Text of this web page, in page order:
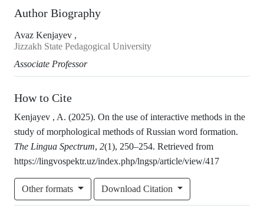
Author Biography
Avaz Kenjayev ,
Jizzakh State Pedagogical University
Associate Professor
How to Cite
Kenjayev , A. (2025). On the use of interactive methods in the
study of morphological methods of Russian word formation.
The Lingua Spectrum, 2(1), 250–254. Retrieved from
https://lingvospektr.uz/index.php/lngsp/article/view/417
Other formats Download Citation